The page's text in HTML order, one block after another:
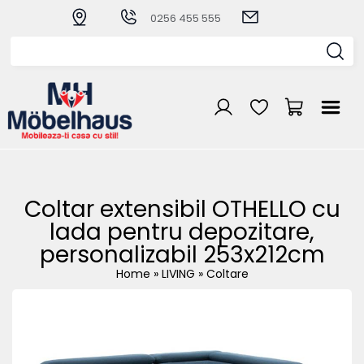
0256 455 555
Coltar extensibil OTHELLO cu
lada pentru depozitare,
personalizabil 253x212cm
Home » LIVING » Coltare